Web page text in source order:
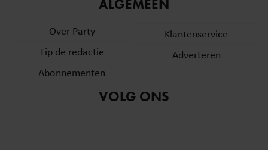
partners kunnen deze gegevens combineren met andere
verzameld op basis van uw gebruik van hun services. U
gaat akkoord met onze cookies als u onze website blijft
ALGEMEEN
Over Party
Tip de redactie
Abonnementen
Klantenservice
Adverteren
VOLG ONS